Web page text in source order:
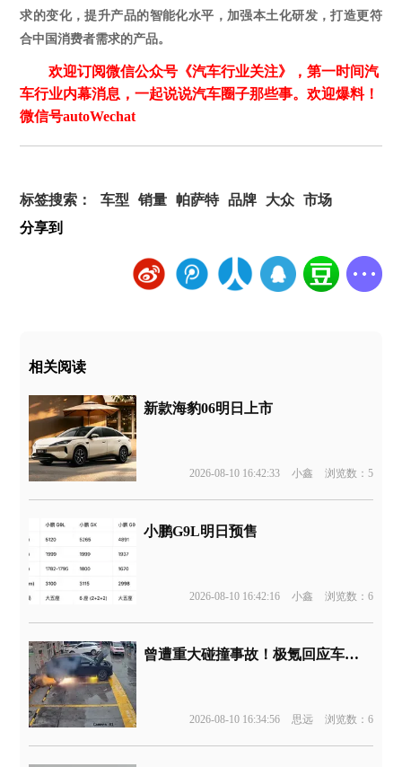
求的变化，提升产品的智能化水平，加强本土化研发，打造更符
合中国消费者需求的产品。
欢迎订阅微信公众号《汽车行业关注》，第一时间汽
车行业内幕消息，一起说说汽车圈子那些事。欢迎爆料！
微信号autoWechat
标签搜索： 车型 销量 帕萨特 品牌 大众
市场
分享到
相关阅读
新款海豹06明日上市
2026-08-10 16:42:33 小鑫 浏览数：5
小鹏G9L明日预售
2026-08-10 16:42:16 小鑫 浏览数：6
曾遭重大碰撞事故！极氪回应车辆起火
2026-08-10 16:34:56 思远 浏览数：6